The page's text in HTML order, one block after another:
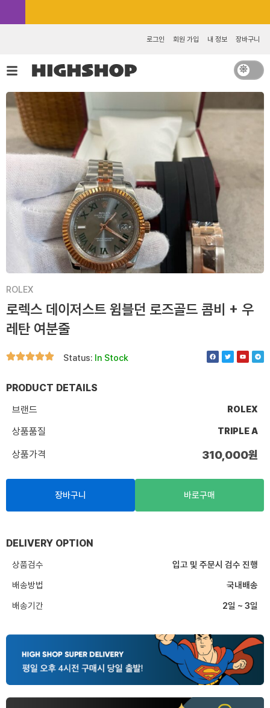
건
너
뛰
기
로그인 회원 가입 내 정보 장바구니
ROLEX
로렉스 데이저스트 윔블던 로즈골드 콤비 + 우
레탄 여분줄
Status: In Stock
F
a
c
T
w
i
Y
o
u
T
e
l
PRODUCT DETAILS
브랜드
ROLEX
상품품질 TRIPLE A
상품가격 310,000원
장바구니 바로구매
DELIVERY OPTION
상품검수
입고 및 주문시 검수 진행
배송방법
국내배송
배송기간
2일 ~ 3일